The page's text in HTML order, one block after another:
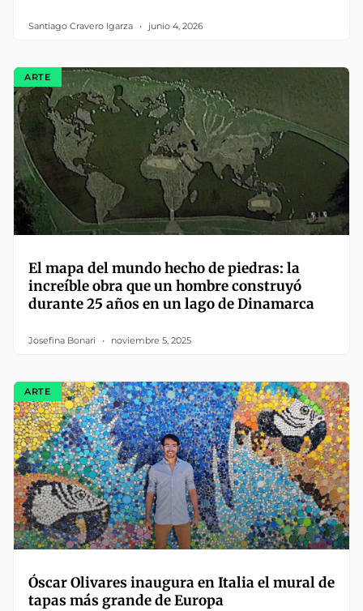
Santiago Cravero Igarza junio 4, 2026
ARTE
El mapa del mundo hecho de piedras: la
increíble obra que un hombre construyó
durante 25 años en un lago de Dinamarca
Josefina Bonari noviembre 5, 2025
ARTE
Óscar Olivares inaugura en Italia el mural de
tapas más grande de Europa